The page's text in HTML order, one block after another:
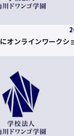
オンラインワークシ